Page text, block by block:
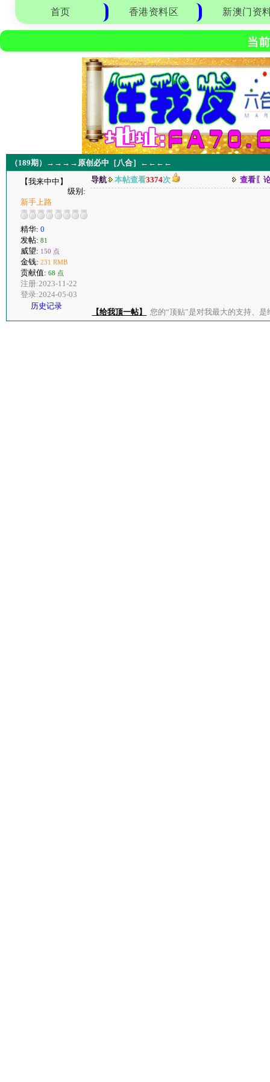
首页 香港资料区 新澳门资
当
（189期）→→→→原创必中［八合］←←←←
【我来中中】
级别:
新手上路
精华: 0
发帖: 81
威望: 150 点
金钱: 231 RMB
贡献值: 68 点
注册:2023-11-22
登录:2024-05-03
历史记录
导航 本帖查看3374次 查看〖
【给我顶一帖】 您的“顶贴”是对我最大的支持、